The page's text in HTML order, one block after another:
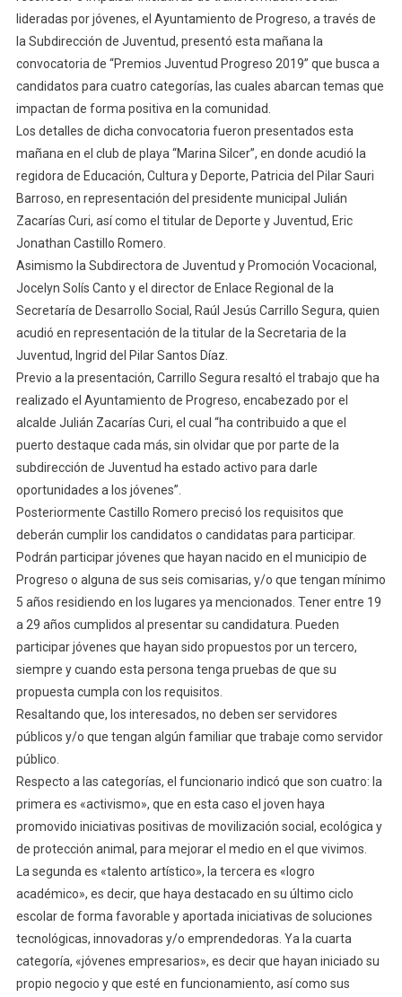
Jóvenes
Con
Talento
O
Activistas
lideradas por jóvenes, el Ayuntamiento de Progreso, a través de
la Subdirección de Juventud, presentó esta mañana la
convocatoria de “Premios Juventud Progreso 2019” que busca a
candidatos para cuatro categorías, las cuales abarcan temas que
impactan de forma positiva en la comunidad.
Los detalles de dicha convocatoria fueron presentados esta
mañana en el club de playa “Marina Silcer”, en donde acudió la
regidora de Educación, Cultura y Deporte, Patricia del Pilar Sauri
Barroso, en representación del presidente municipal Julián
Zacarías Curi, así como el titular de Deporte y Juventud, Eric
Jonathan Castillo Romero.
Asimismo la Subdirectora de Juventud y Promoción Vocacional,
Jocelyn Solís Canto y el director de Enlace Regional de la
Secretaría de Desarrollo Social, Raúl Jesús Carrillo Segura, quien
acudió en representación de la titular de la Secretaria de la
Juventud, Ingrid del Pilar Santos Díaz.
Previo a la presentación, Carrillo Segura resaltó el trabajo que ha
realizado el Ayuntamiento de Progreso, encabezado por el
alcalde Julián Zacarías Curi, el cual “ha contribuido a que el
puerto destaque cada más, sin olvidar que por parte de la
subdirección de Juventud ha estado activo para darle
oportunidades a los jóvenes”.
Posteriormente Castillo Romero precisó los requisitos que
deberán cumplir los candidatos o candidatas para participar.
Podrán participar jóvenes que hayan nacido en el municipio de
Progreso o alguna de sus seis comisarias, y/o que tengan mínimo
5 años residiendo en los lugares ya mencionados. Tener entre 19
a 29 años cumplidos al presentar su candidatura. Pueden
participar jóvenes que hayan sido propuestos por un tercero,
siempre y cuando esta persona tenga pruebas de que su
propuesta cumpla con los requisitos.
Resaltando que, los interesados, no deben ser servidores
públicos y/o que tengan algún familiar que trabaje como servidor
público.
Respecto a las categorías, el funcionario indicó que son cuatro: la
primera es «activismo», que en esta caso el joven haya
promovido iniciativas positivas de movilización social, ecológica y
de protección animal, para mejorar el medio en el que vivimos.
La segunda es «talento artístico», la tercera es «logro
académico», es decir, que haya destacado en su último ciclo
escolar de forma favorable y aportada iniciativas de soluciones
tecnológicas, innovadoras y/o emprendedoras. Ya la cuarta
categoría, «jóvenes empresarios», es decir que hayan iniciado su
propio negocio y que esté en funcionamiento, así como sus